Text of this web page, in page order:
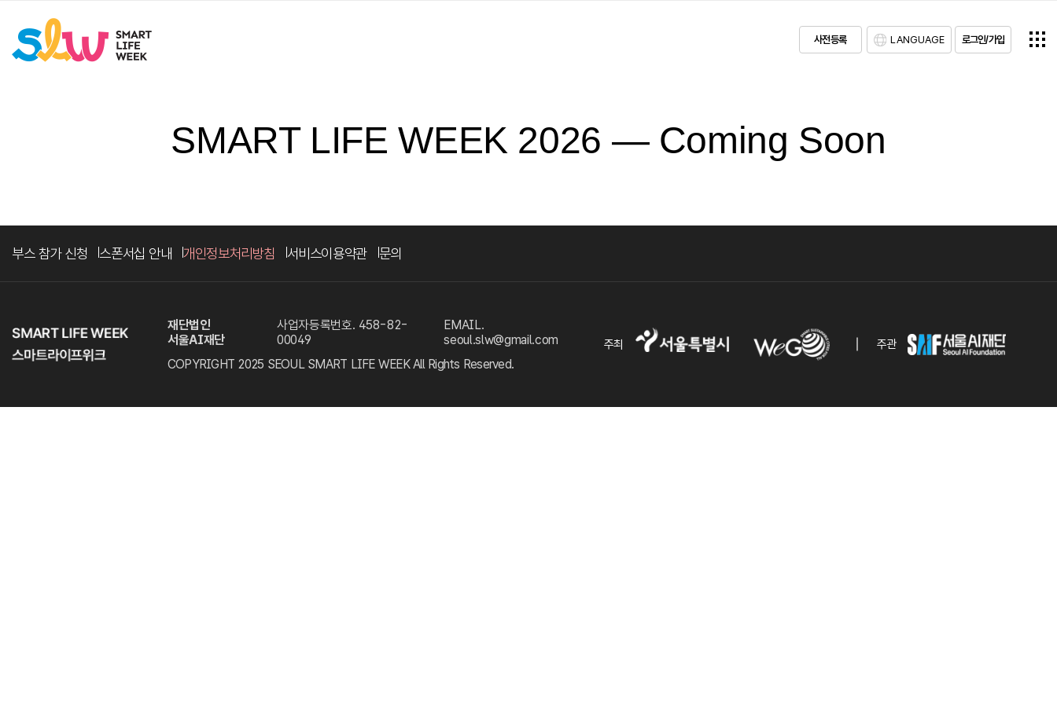
사전등록 LANGUAGE 로그인/가입
SMART LIFE WEEK 2026 — Coming Soon
부스 참가 신청 스폰서십 안내 개인정보처리방침 서비스이용약관 문의
재단법인
서울AI재단
사업자등록번호. 458-82-
00049
EMAIL.
seoul.slw@gmail.com
COPYRIGHT 2025 SEOUL SMART LIFE WEEK All Rights Reserved.
주최 주관